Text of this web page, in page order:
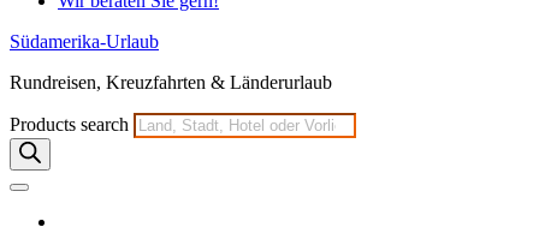
Südamerika-Urlaub
Rundreisen, Kreuzfahrten & Länderurlaub
Products search